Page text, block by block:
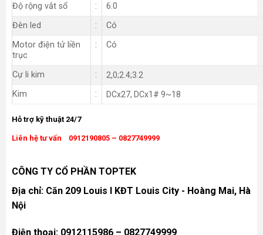
Độ rộng vắt sổ
: 6.0
Đèn led
:
Có
Motor điện tử liền
trục
: Có
Cự li kim : 2,0;2.4;3.2
Kim : DCx27, DCx1# 9~18
Hỗ trợ kỹ thuật 24/7
Liên hệ tư vấn 0912190805 – 0827749999
CÔNG TY CỔ PHẦN TOPTEK
Địa chỉ: Căn 209 Louis I KĐT Louis City - Hoàng Mai, Hà
Nội
Điện thoại: 0912115986 – 0827749999